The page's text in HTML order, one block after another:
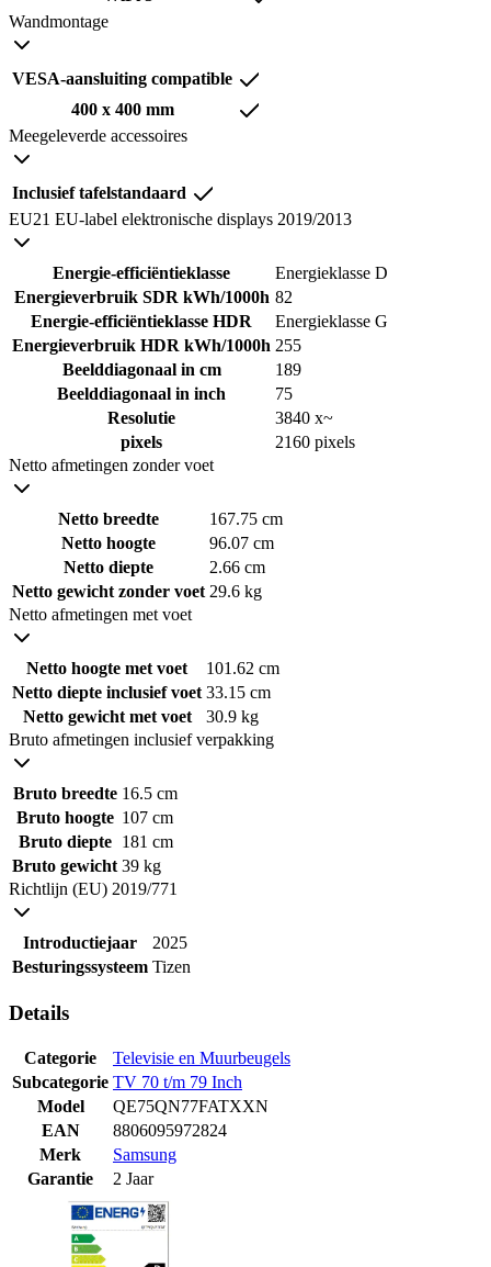
Wandmontage
VESA-aansluiting compatible
400 x 400 mm
Meegeleverde accessoires
Inclusief tafelstandaard
EU21 EU-label elektronische displays 2019/2013
Energie-efficiëntieklasse
Energieklasse D
Energieverbruik SDR kWh/1000h 82
Energie-efficiëntieklasse HDR
Energieklasse G
Energieverbruik HDR kWh/1000h 255
Beelddiagonaal in cm
189
Beelddiagonaal in inch
75
Resolutie
3840 x~
pixels
2160 pixels
Netto afmetingen zonder voet
Netto breedte
167.75 cm
Netto hoogte
96.07 cm
Netto diepte
2.66 cm
Netto gewicht zonder voet 29.6 kg
Netto afmetingen met voet
Netto hoogte met voet
101.62 cm
Netto diepte inclusief voet 33.15 cm
Netto gewicht met voet
30.9 kg
Bruto afmetingen inclusief verpakking
Bruto breedte 16.5 cm
Bruto hoogte 107 cm
Bruto diepte
181 cm
Bruto gewicht 39 kg
Richtlijn (EU) 2019/771
Introductiejaar
2025
Besturingssysteem Tizen
Details
Categorie
Televisie en Muurbeugels
Subcategorie TV 70 t/m 79 Inch
Model
QE75QN77FATXXN
EAN
8806095972824
Merk
Samsung
Garantie
2 Jaar